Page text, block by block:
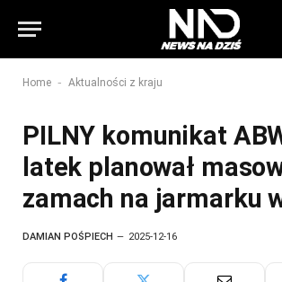
Home - Aktualności z kraju
PILNY komunikat
latek planował
zamach na jarmarku
DAMIAN POŚPIECH 2025-12-16